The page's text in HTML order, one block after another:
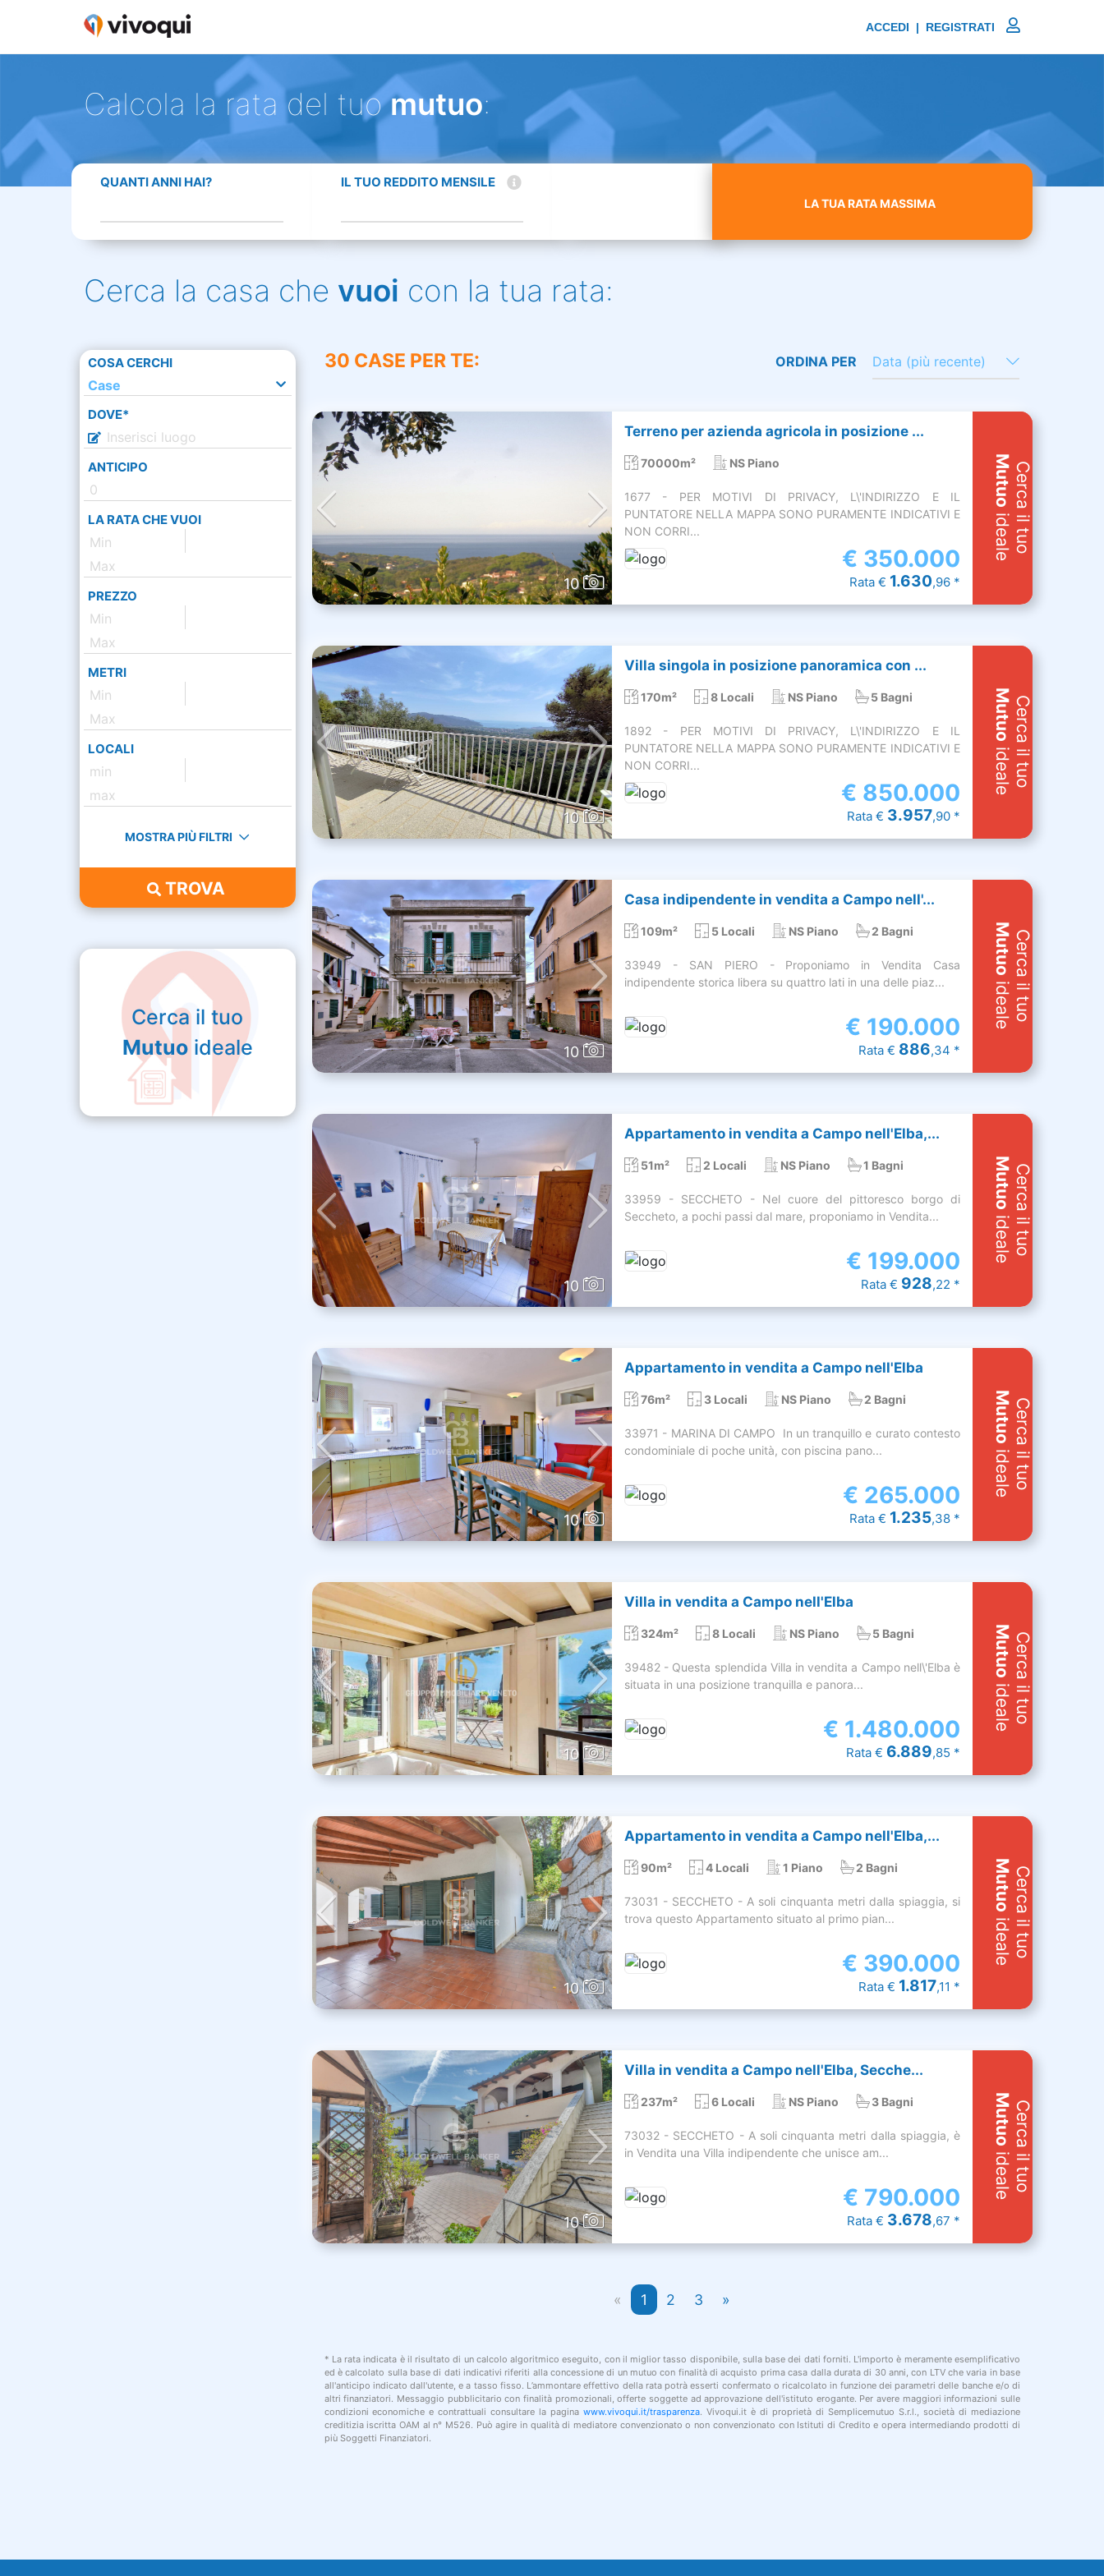
ACCEDI | REGISTRATI
Calcola la rata del tuomutuo:
QUANTI ANNI HAI? IL TUO REDDITO MENSILE
LA TUA RATA MASSIMA
Cerca la casa che vuoi con la tua rata:
COSA CERCHI
Case
DOVE*
ANTICIPO
LA RATA CHE VUOI
PREZZO
METRI
LOCALI
MOSTRA PIÙ FILTRI
TROVA
Cerca il tuo
Mutuoideale
30 CASE PER TE: ORDINA PER Data (più recente)
10
Terreno per azienda agricola in posizione ...
70000m² NS Piano
1677 - PER MOTIVI DI PRIVACY, L\'INDIRIZZO E IL
PUNTATORE NELLA MAPPA SONO PURAMENTE INDICATIVI E
NON CORRI...
€ 350.000
Rata € 1.630,96 *
Cerca il tuo
Mutuo
ideale
10
Villa singola in posizione panoramica con ...
170m² 8 Locali NS Piano 5 Bagni
1892 - PER MOTIVI DI PRIVACY, L\'INDIRIZZO E IL
PUNTATORE NELLA MAPPA SONO PURAMENTE INDICATIVI E
NON CORRI...
€ 850.000
Rata € 3.957,90 *
Cerca il tuo
Mutuo
ideale
10
Casa indipendente in vendita a Campo nell'...
109m² 5 Locali NS Piano 2 Bagni
33949 - SAN PIERO - Proponiamo in Vendita Casa
indipendente storica libera su quattro lati in una delle piaz...
€ 190.000
Rata € 886,34 *
Cerca il tuo
Mutuo
ideale
10
Appartamento in vendita a Campo nell'Elba,...
51m² 2 Locali NS Piano 1 Bagni
33959 - SECCHETO - Nel cuore del pittoresco borgo di
Seccheto, a pochi passi dal mare, proponiamo in Vendita...
€ 199.000
Rata € 928,22 *
Cerca il tuo
Mutuo
ideale
10
Appartamento in vendita a Campo nell'Elba
76m² 3 Locali NS Piano 2 Bagni
33971 - MARINA DI CAMPO  In un tranquillo e curato contesto
condominiale di poche unità, con piscina pano...
€ 265.000
Rata € 1.235,38 *
Cerca il tuo
Mutuo
ideale
10
Villa in vendita a Campo nell'Elba
324m² 8 Locali NS Piano 5 Bagni
39482 - Questa splendida Villa in vendita a Campo nell\'Elba è
situata in una posizione tranquilla e panora...
€ 1.480.000
Rata € 6.889,85 *
Cerca il tuo
Mutuo
ideale
10
Appartamento in vendita a Campo nell'Elba,...
90m² 4 Locali 1 Piano 2 Bagni
73031 - SECCHETO - A soli cinquanta metri dalla spiaggia, si
trova questo Appartamento situato al primo pian...
€ 390.000
Rata € 1.817,11 *
Cerca il tuo
Mutuo
ideale
10
Villa in vendita a Campo nell'Elba, Secche...
237m² 6 Locali NS Piano 3 Bagni
73032 - SECCHETO - A soli cinquanta metri dalla spiaggia, è
in Vendita una Villa indipendente che unisce am...
€ 790.000
Rata € 3.678,67 *
Cerca il tuo
Mutuo
ideale
« 1 2 3 »
* La rata indicata è il risultato di un calcolo algoritmico eseguito, con il miglior tasso disponibile, sulla base dei dati forniti. L'importo è meramente esemplificativo
ed è calcolato sulla base di dati indicativi riferiti alla concessione di un mutuo con finalità di acquisto prima casa dalla durata di 30 anni, con LTV che varia in base
all'anticipo indicato dall'utente, e a tasso fisso. L’ammontare effettivo della rata potrà esserti confermato o ricalcolato in funzione dei parametri delle banche e/o di
altri finanziatori. Messaggio pubblicitario con finalità promozionali, offerte soggette ad approvazione dell'istituto erogante. Per avere maggiori informazioni sulle
condizioni economiche e contrattuali consultare la paginawww.vivoqui.it/trasparenza. Vivoqui.it è di proprietà di Semplicemutuo S.r.l., società di mediazione
creditizia iscritta OAM al n° M526. Può agire in qualità di mediatore convenzionato o non convenzionato con Istituti di Credito e opera intermediando prodotti di
più Soggetti Finanziatori.